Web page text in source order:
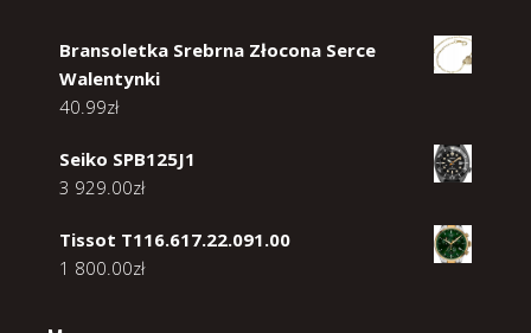
Bransoletka Srebrna Złocona Serce
Walentynki
40.99zł
Seiko SPB125J1
3 929.00zł
Tissot T116.617.22.091.00
1 800.00zł